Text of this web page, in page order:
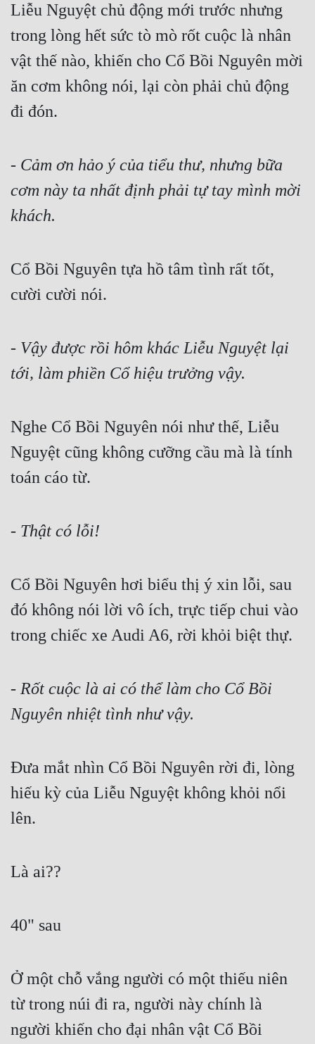
Liễu Nguyệt chủ động mới trước nhưng
trong lòng hết sức tò mò rốt cuộc là nhân
vật thế nào, khiến cho Cổ Bồi Nguyên mời
ăn cơm không nói, lại còn phải chủ động
đi đón.
- Cảm ơn hảo ý của tiểu thư, nhưng bữa
cơm này ta nhất định phải tự tay mình mời
khách.
Cổ Bồi Nguyên tựa hồ tâm tình rất tốt,
cười cười nói.
- Vậy được rồi hôm khác Liễu Nguyệt lại
tới, làm phiền Cổ hiệu trưởng vậy.
Nghe Cổ Bồi Nguyên nói như thế, Liễu
Nguyệt cũng không cưỡng cầu mà là tính
toán cáo từ.
- Thật có lỗi!
Cổ Bồi Nguyên hơi biểu thị ý xin lỗi, sau
đó không nói lời vô ích, trực tiếp chui vào
trong chiếc xe Audi A6, rời khỏi biệt thự.
- Rốt cuộc là ai có thể làm cho Cổ Bồi
Nguyên nhiệt tình như vậy.
Đưa mắt nhìn Cổ Bồi Nguyên rời đi, lòng
hiếu kỳ của Liễu Nguyệt không khỏi nổi
lên.
Là ai??
40" sau
Ở một chỗ vắng người có một thiếu niên
từ trong núi đi ra, người này chính là
người khiến cho đại nhân vật Cổ Bồi